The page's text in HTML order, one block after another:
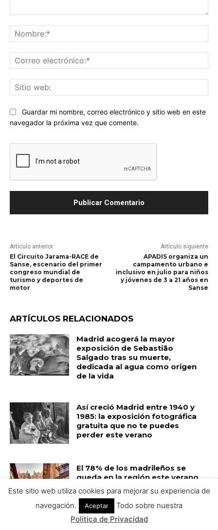
Este sitio web utiliza cookies para mejorar su experiencia de
navegación.
Aceptar
Todo sobre nuestra
Politica de Privacidad